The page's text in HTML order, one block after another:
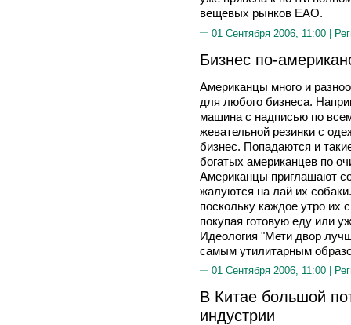
вещевых рынков ЕАО.
01 Сентября 2006, 11:00 |
Бизнес по-
Американцы много и
для любого бизнеса.
машина с надписью по
жевательной резинки с
бизнес. Попадаются и
богатых американцев по
Американцы приглашают
жалуются на лай их
поскольку каждое утро их
покупая готовую еду или
Идеология "Мети двор
самым утилитарным
01 Сентября 2006, 11:00 |
В Китае большой
индустрии